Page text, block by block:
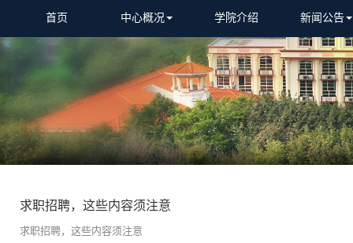
首页 中心概况 学院介绍 新闻公告
求职招聘，这些内容须注意
求职招聘，这些内容须注意